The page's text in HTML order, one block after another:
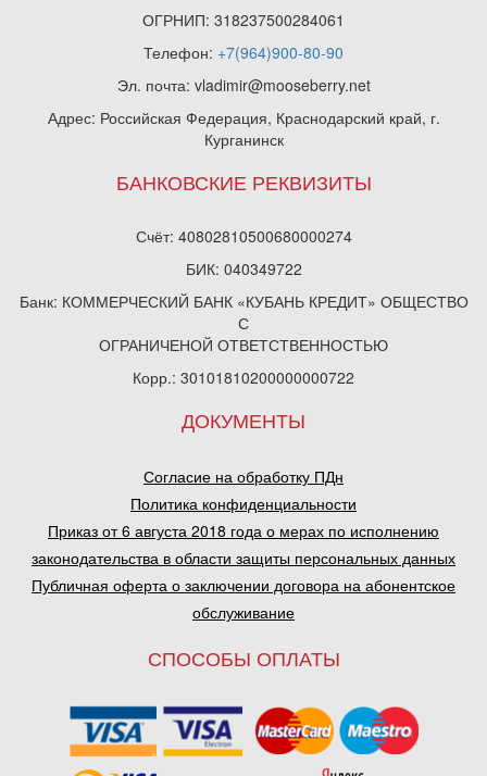
ОГРНИП: 318237500284061
Телефон: +7(964)900-80-90
Эл. почта: vladimir@mooseberry.net
Адрес: Российская Федерация, Краснодарский край, г.
Курганинск
БАНКОВСКИЕ РЕКВИЗИТЫ
Счёт: 40802810500680000274
БИК: 040349722
Банк: КОММЕРЧЕСКИЙ БАНК «КУБАНЬ КРЕДИТ» ОБЩЕСТВО
С
ОГРАНИЧЕНОЙ ОТВЕТСТВЕННОСТЬЮ
Корр.: 30101810200000000722
ДОКУМЕНТЫ
Согласие на обработку ПДн
Политика конфиденциальности
Приказ от 6 августа 2018 года о мерах по исполнению
законодательства в области защиты персональных данных
Публичная оферта о заключении договора на абонентское
обслуживание
СПОСОБЫ ОПЛАТЫ